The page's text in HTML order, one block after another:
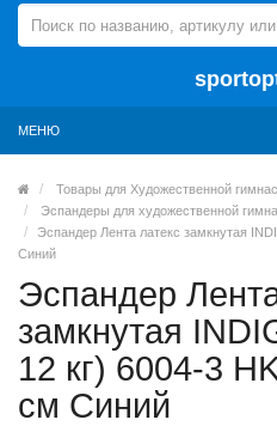
МЕНЮ
Товары для Художественной
Эспандеры для художественной
Эспандер Лента латекс замкнутая
Синий
Эспандер
замкнутая
12 кг) 6004-3
см Синий